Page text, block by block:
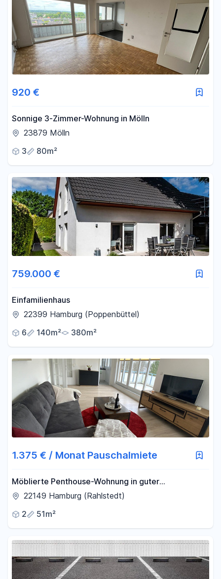
920 €
Sonnige 3-Zimmer-Wohnung in Mölln
23879 Mölln
3
80m²
759.000 €
Einfamilienhaus
22399 Hamburg (Poppenbüttel)
6
140m² 380m²
1.375 € / Monat Pauschalmiete
Möblierte Penthouse-Wohnung in guter
Wohngegend
22149 Hamburg (Rahlstedt)
2
51m²